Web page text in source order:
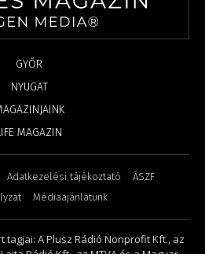
GYŐR
NYUGAT
MAGAZIN
Adatkezelési tájékoztató
ÁSZF
Médiaajánlatunk
tagjai: A Plusz Rádió Nonprofit Kft., az